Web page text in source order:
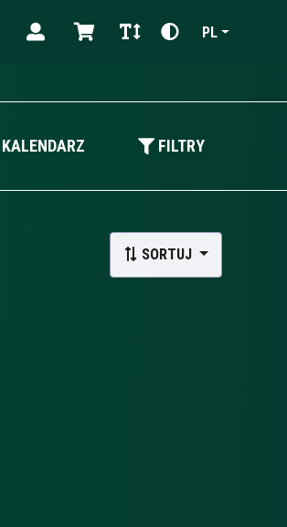
PL
KALENDARZ FILTRY
SORTUJ